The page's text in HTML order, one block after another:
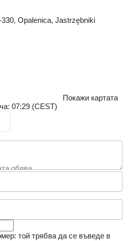
Opalenica, Jastrzębniki
Покажи картата
07:29 (CEST)
той трябва да се въведе в